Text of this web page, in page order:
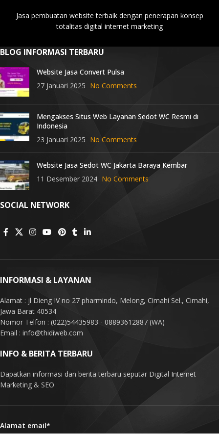
Jasa pembuatan website terbaik dengan penerapan konsep
totalitas digital internet marketing
BLOG INFORMASI TERBARU
Website Jasa Convert Pulsa
27 Januari 2025 No Comments
Mengakses Situs Web Layanan Sedot WC Resmi di
Indonesia
23 Januari 2025 No Comments
Website Jasa Sedot WC Jakarta Baraya Kembar
11 Desember 2024 No Comments
SOCIAL NETWORK
INFORMASI & LAYANAN
Alamat : jl Dieng IV no 27 pharmindo, Melong, Cimahi Sel., Cimahi,
Jawa Barat 40534
Nomor Telfon : (022)54435983 - 08893612887 (WA)
Email : info@thidiweb.com
INFO & BERITA TERBARU
Dapatkan informasi dan berita terbaru seputar Digital Internet
Marketing & SEO
Alamat email*